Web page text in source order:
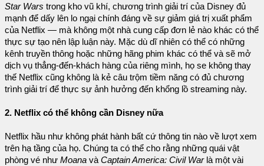
Star Wars trong kho vũ khí, chương trình giải trí của Disney đủ
mạnh để dấy lên lo ngại chính đáng về sự giảm giá trị xuất phẩm
của Netflix — mà không một nhà cung cấp đơn lẻ nào khác có thể
thực sự tạo nên lập luận này. Mặc dù dĩ nhiên có thể có những
kênh truyền thông hoặc những hãng phim khác có thể và sẽ mở
dịch vụ thẳng-đến-khách hàng của riêng mình, họ se không thay
thế Netflix cũng không là kẻ câu trộm tiềm năng có đủ chương
trình giải trí để thực sự ảnh hưởng đến khổng lồ streaming này.
2. Netflix có thể không cần Disney nữa
Netflix hầu như không phát hành bất cứ thông tin nào về lượt xem
trên hạ tầng của họ. Chúng ta có thể cho rằng những quái vật
phòng vé như Moana và Captain America: Civil Warlà một vài